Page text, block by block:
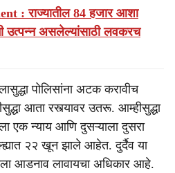
: राज्यातील 84 हजार आशा
उत्पन्न असलेल्यांसाठी लवकरच
पोलिसांना अटक करावीच
आता रस्त्यावर उतरू. आम्हीसुद्धा
एक न्याय आणि दुसऱ्याला दुसरा
२२ खून झाले आहेत. दुर्दैव या
आडनाव लावायचा अधिकार आहे.